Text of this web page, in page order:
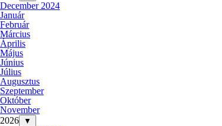
December 2024
Január
Február
Március
Április
Május
Június
Július
Augusztus
Szeptember
Október
November
2026
▼